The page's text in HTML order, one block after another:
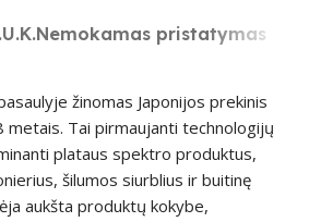
Nemokamas pristatymas
žinomas Japonijos prekinis
metais. Tai pirmaujanti technologijų
plataus spektro produktus,
šilumos siurblius ir buitinę
aukšta produktų kokybe,